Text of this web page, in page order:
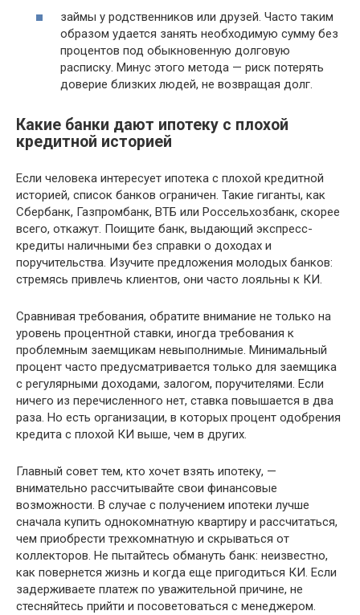
займы у родственников или друзей. Часто таким
образом удается занять необходимую сумму без
процентов под обыкновенную долговую
расписку. Минус этого метода — риск потерять
доверие близких людей, не возвращая долг.
Какие банки дают ипотеку с плохой
кредитной историей
Если человека интересует ипотека с плохой кредитной
историей, список банков ограничен. Такие гиганты, как
Сбербанк, Газпромбанк, ВТБ или Россельхозбанк, скорее
всего, откажут. Поищите банк, выдающий экспресс-
кредиты наличными без справки о доходах и
поручительства. Изучите предложения молодых банков:
стремясь привлечь клиентов, они часто лояльны к КИ.
Сравнивая требования, обратите внимание не только на
уровень процентной ставки, иногда требования к
проблемным заемщикам невыполнимые. Минимальный
процент часто предусматривается только для заемщика
с регулярными доходами, залогом, поручителями. Если
ничего из перечисленного нет, ставка повышается в два
раза. Но есть организации, в которых процент одобрения
кредита с плохой КИ выше, чем в других.
Главный совет тем, кто хочет взять ипотеку, —
внимательно рассчитывайте свои финансовые
возможности. В случае с получением ипотеки лучше
сначала купить однокомнатную квартиру и рассчитаться,
чем приобрести трехкомнатную и скрываться от
коллекторов. Не пытайтесь обмануть банк: неизвестно,
как повернется жизнь и когда еще пригодиться КИ. Если
задерживаете платеж по уважительной причине, не
стесняйтесь прийти и посоветоваться с менеджером.